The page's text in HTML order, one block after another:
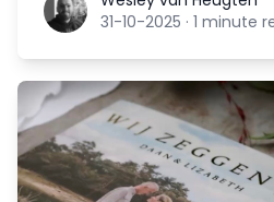
31-10-2025 · 1 minute